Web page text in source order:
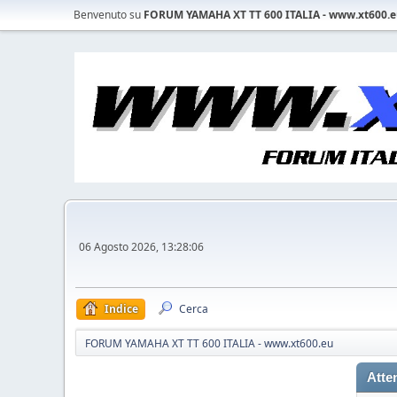
Benvenuto su FORUM YAMAHA XT TT 600 ITALIA -
06 Agosto 2026, 13:28:06
Indice Cerca
FORUM YAMAHA XT TT 600 ITALIA - www.xt600.eu